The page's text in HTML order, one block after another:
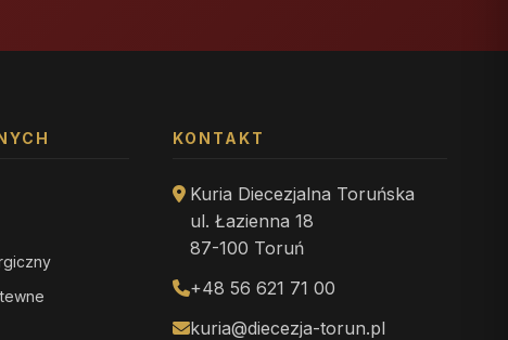
KONTAKT
Kuria Diecezjalna Toruńska
ul. Łazienna 18
87-100 Toruń
+48 56 621 71 00
kuria@diecezja-torun.pl